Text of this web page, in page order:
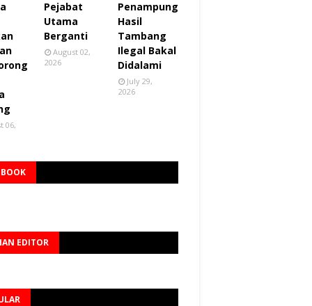
06,
Pejabat
Utama
Berganti
August 02,
2026
Penampung
Hasil
Tambang
Ilegal Bakal
Didalami
July 29,
2026
EDITOR